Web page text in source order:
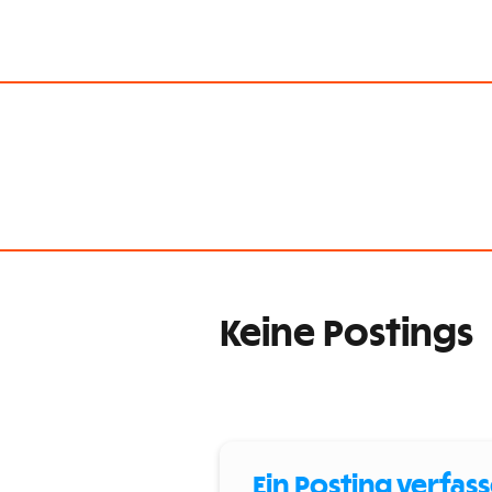
Keine Postings